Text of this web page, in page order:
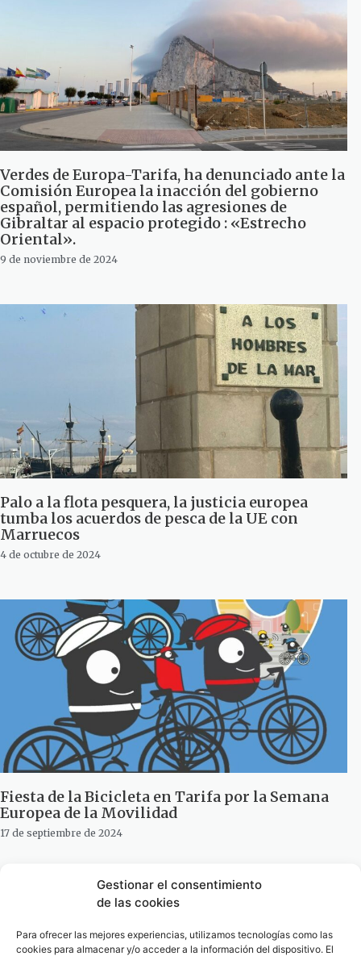
Gestionar el consentimiento
de las cookies
Para ofrecer las mejores experiencias, utilizamos tecnologías como las
cookies para almacenar y/o acceder a la información del dispositivo. El
Verdes de Europa-Tarifa, ha denunciado ante la
Comisión Europea la inacción del gobierno
español, permitiendo las agresiones de
Gibraltar al espacio protegido : «Estrecho
Oriental».
9 de noviembre de 2024
Palo a la flota pesquera, la justicia europea
tumba los acuerdos de pesca de la UE con
Marruecos
4 de octubre de 2024
Fiesta de la Bicicleta en Tarifa por la Semana
Europea de la Movilidad
17 de septiembre de 2024